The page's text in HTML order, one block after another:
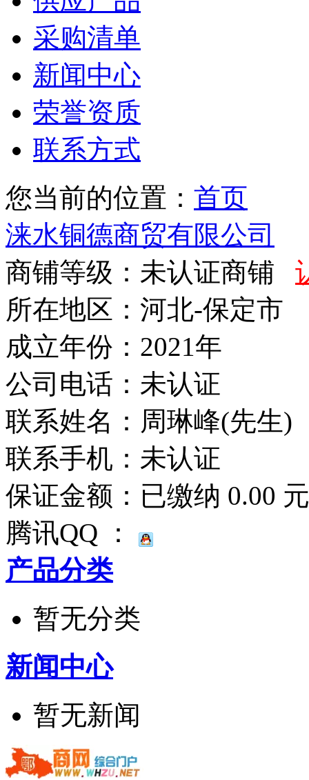
采购清单
新闻中心
荣誉资质
联系方式
您当前的位置： 首页
涞水铜德商贸有限公司
商铺等级：未认证商铺
所在地区：河北-保定市
成立年份：2021年
公司电话： 未认证
联系姓名：周琳峰(先生)
联系手机： 未认证
保证金额： 已缴纳 0.00 元
腾讯QQ ：
产品分类
暂无分类
新闻中心
暂无新闻